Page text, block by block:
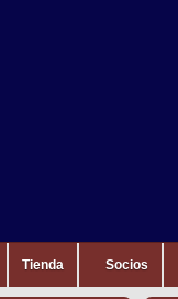
Tienda Socios